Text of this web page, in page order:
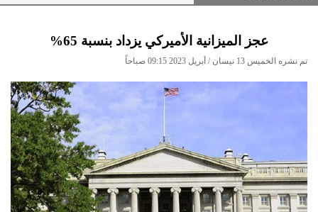
عجز الميزانية الأميركي يزداد بنسبة 65%
تم نشره الخميس 13 نيسان / أبريل 2023 09:15 صباحاً